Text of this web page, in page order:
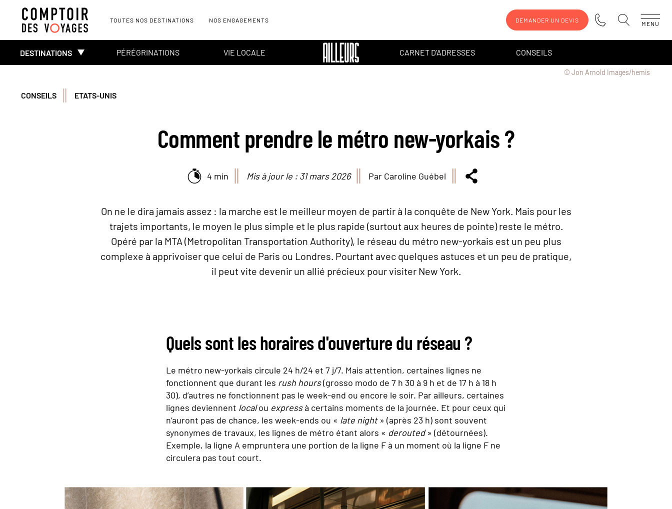
TOUTES NOS DESTINATIONS NOS ENGAGEMENTS DEMANDER UN DEVIS MENU
DESTINATIONS PÉRÉGRINATIONS VIE LOCALE CARNET D'ADRESSES CONSEILS
© Jon Arnold Images/hemis
CONSEILS ETATS-UNIS
Comment prendre le métro new-yorkais ?
4 min Mis à jour le : 31 mars 2026 Par Caroline Guébel
On ne le dira jamais assez : la marche est le meilleur moyen de partir à la conquête de New York. Mais pour les
trajets importants, le moyen le plus simple et le plus rapide (surtout aux heures de pointe) reste le métro.
Opéré par la MTA (Metropolitan Transportation Authority), le réseau du métro new-yorkais est un peu plus
complexe à apprivoiser que celui de Paris ou Londres. Pourtant avec quelques astuces et un peu de pratique,
il peut vite devenir un allié précieux pour visiter New York.
Quels sont les horaires d'ouverture du réseau ?
Le métro new-yorkais circule 24 h/24 et 7 j/7. Mais attention, certaines lignes ne
fonctionnent que durant les rush hours(grosso modo de 7 h 30 à 9 h et de 17 h à 18 h
30), d’autres ne fonctionnent pas le week-end ou encore le soir. Par ailleurs, certaines
lignes deviennent localou expressà certains moments de la journée. Et pour ceux qui
n’auront pas de chance, les week-ends ou « late night» (après 23 h) sont souvent
synonymes de travaux, les lignes de métro étant alors « derouted» (détournées).
Exemple, la ligne A empruntera une portion de la ligne F à un moment où la ligne F ne
circulera pas tout court.